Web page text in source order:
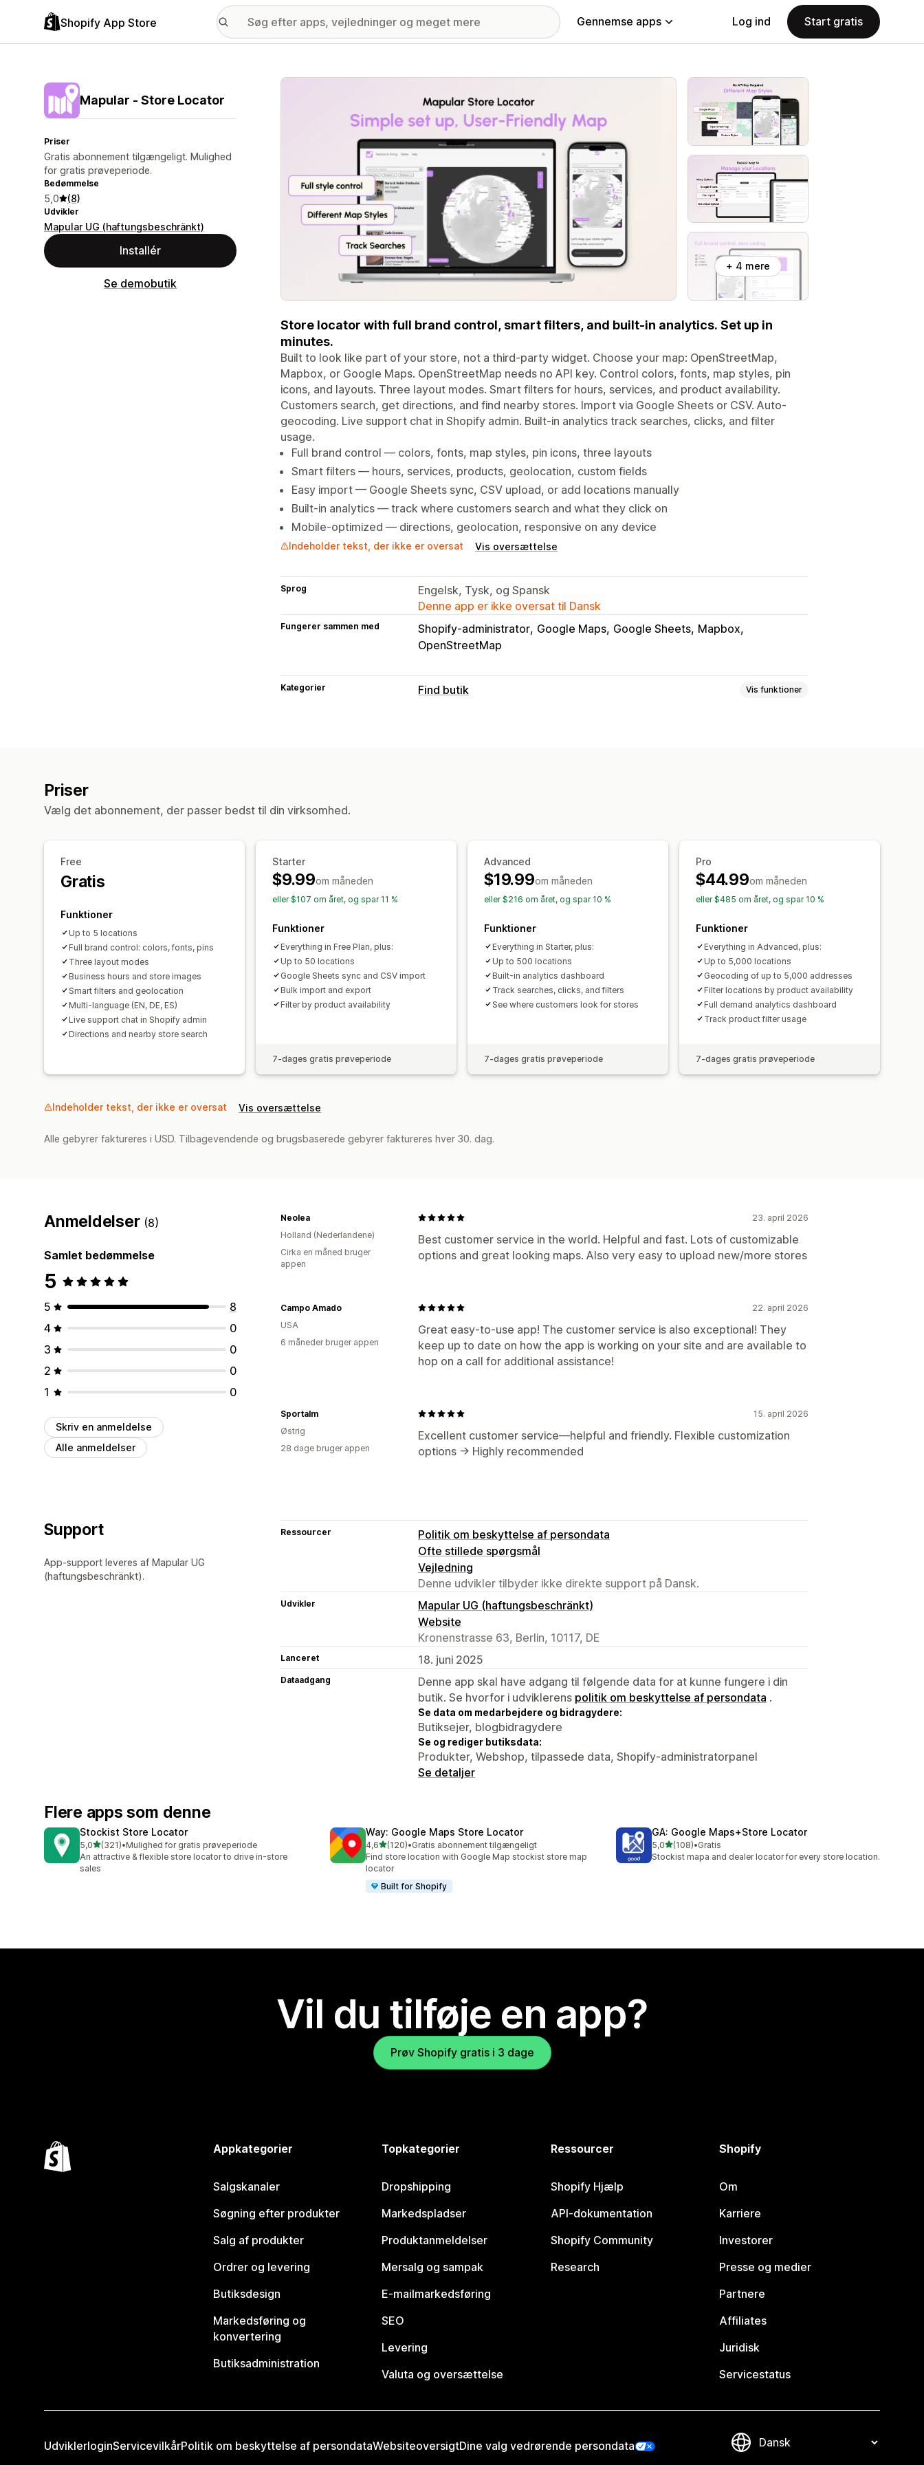
Shopify App Store Gennemse apps Log ind Start gratis
Mapular ‑ Store Locator
Priser
Gratis abonnement tilgængeligt. Mulighed
for gratis prøveperiode.
Bedømmelse
5,0 (8)
Udvikler
Mapular UG (haftungsbeschränkt)
Installér
Se demobutik
Galleri med udvalgte billeder
+ 4 mere
Store locator with full brand control, smart filters, and built-in analytics. Set up in
minutes.
Built to look like part of your store, not a third-party widget. Choose your map: OpenStreetMap,
Mapbox, or Google Maps. OpenStreetMap needs no API key. Control colors, fonts, map styles, pin
icons, and layouts. Three layout modes. Smart filters for hours, services, and product availability.
Customers search, get directions, and find nearby stores. Import via Google Sheets or CSV. Auto-
geocoding. Live support chat in Shopify admin. Built-in analytics track searches, clicks, and filter
usage.
Full brand control — colors, fonts, map styles, pin icons, three layouts
Smart filters — hours, services, products, geolocation, custom fields
Easy import — Google Sheets sync, CSV upload, or add locations manually
Built-in analytics — track where customers search and what they click on
Mobile-optimized — directions, geolocation, responsive on any device
Indeholder tekst, der ikke er oversat Vis oversættelse
Sprog
Engelsk, Tysk, og Spansk
Denne app er ikke oversat til Dansk
Fungerer sammen med Shopify-administrator Google Maps Google Sheets Mapbox
OpenStreetMap
Kategorier Find butik Vis funktioner
Lokationssøgning
Søgning efter butiksnavn
Autofuldførelse Geolokation
Produkttypefilter
Tilpassede filtre Søgning efter rapport
Priser
Vælg det abonnement, der passer bedst til din virksomhed.
Free
Gratis
Funktioner
Up to 5 locations
Full brand control: colors, fonts, pins
Three layout modes
Business hours and store images
Smart filters and geolocation
Multi-language (EN, DE, ES)
Live support chat in Shopify admin
Directions and nearby store search
Starter
$9.99om måneden
eller $107 om året, og spar 11 %
Funktioner
Everything in Free Plan, plus:
Up to 50 locations
Google Sheets sync and CSV import
Bulk import and export
Filter by product availability
7-dages gratis prøveperiode
Advanced
$19.99om måneden
eller $216 om året, og spar 10 %
Funktioner
Everything in Starter, plus:
Up to 500 locations
Built-in analytics dashboard
Track searches, clicks, and filters
See where customers look for stores
7-dages gratis prøveperiode
Pro
$44.99om måneden
eller $485 om året, og spar 10 %
Funktioner
Everything in Advanced, plus:
Up to 5,000 locations
Geocoding of up to 5,000 addresses
Filter locations by product availability
Full demand analytics dashboard
Track product filter usage
7-dages gratis prøveperiode
Indeholder tekst, der ikke er oversat Vis oversættelse
Alle gebyrer faktureres i USD. Tilbagevendende og brugsbaserede gebyrer faktureres hver 30. dag.
Anmeldelser (8)
Samlet bedømmelse
5
5
8
4
0
3
0
2
0
1
0
Skriv en anmeldelse
Alle anmeldelser
23. april 2026
Best customer service in the world. Helpful and fast. Lots of customizable
options and great looking maps. Also very easy to upload new/more stores
Neolea
Holland (Nederlandene)
Cirka en måned bruger
appen
22. april 2026
Great easy-to-use app! The customer service is also exceptional! They
keep up to date on how the app is working on your site and are available to
hop on a call for additional assistance!
Campo Amado
USA
6 måneder bruger appen
15. april 2026
Excellent customer service—helpful and friendly. Flexible customization
options -> Highly recommended
Sportalm
Østrig
28 dage bruger appen
Support
App-support leveres af Mapular UG
(haftungsbeschränkt).
Ressourcer
Politik om beskyttelse af persondata
Ofte stillede spørgsmål
Vejledning
Denne udvikler tilbyder ikke direkte support på Dansk.
Udvikler
Mapular UG (haftungsbeschränkt)
Website
Kronenstrasse 63, Berlin, 10117, DE
Lanceret 18. juni 2025
Dataadgang
Denne app skal have adgang til følgende data for at kunne fungere i din
butik. Se hvorfor i udviklerens politik om beskyttelse af persondata .
Se data om medarbejdere og bidragydere:
Butiksejer, blogbidragydere
Se og rediger butiksdata:
Produkter, Webshop, tilpassede data, Shopify-administratorpanel
Se detaljer
Flere apps som denne
Stockist Store Locator
5,0ud af 5 stjerner
(321)
321 anmeldelser i alt
•Mulighed for gratis prøveperiode
An attractive & flexible store locator to drive in-store
sales
Way: Google Maps Store Locator
4,6ud af 5 stjerner
(120)
120 anmeldelser i alt
•Gratis abonnement tilgængeligt
Find store location with Google Map stockist store map
locator
Built for Shopify
GA: Google Maps+Store Locator
5,0ud af 5 stjerner
(108)
108 anmeldelser i alt
•Gratis
Stockist mapa and dealer locator for every store location.
Vil du tilføje en app?
Prøv Shopify gratis i 3 dage
Appkategorier
Salgskanaler
Søgning efter produkter
Salg af produkter
Ordrer og levering
Butiksdesign
Markedsføring og
konvertering
Butiksadministration
Topkategorier
Dropshipping
Markedspladser
Produktanmeldelser
Mersalg og sampak
E-mailmarkedsføring
SEO
Levering
Valuta og oversættelse
Ressourcer
Shopify Hjælp
API-dokumentation
Shopify Community
Research
Shopify
Om
Karriere
Investorer
Presse og medier
Partnere
Affiliates
Juridisk
Servicestatus
UdviklerloginServicevilkårPolitik om beskyttelse af persondataWebsiteoversigtDine valg vedrørende persondata